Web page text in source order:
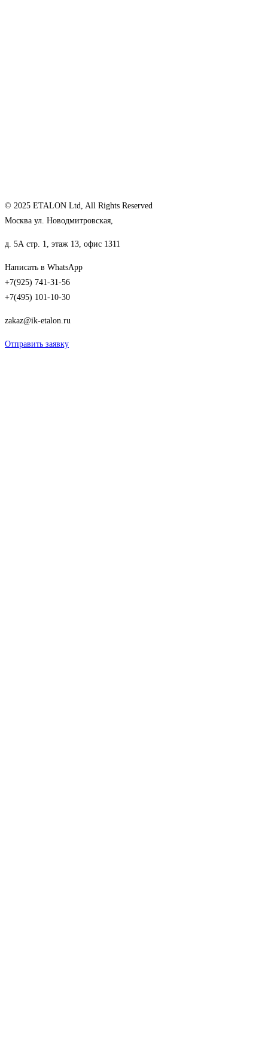
© 2025 ETALON Ltd, All Rights Reserved
Москва ул. Новодмитровская,
д. 5А стр. 1, этаж 13, офис 1311
Написать в WhatsApp
+7(925) 741-31-56
+7(495) 101-10-30
zakaz@ik-etalon.ru
Отправить заявку